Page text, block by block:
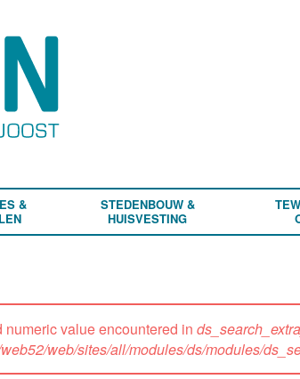
&
STEDENBOUW &
HUISVESTING
numeric value encountered in
web/sites/all/modules/ds/modules/